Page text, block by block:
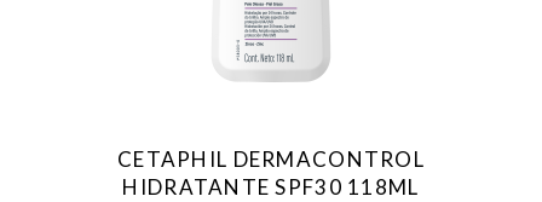
CETAPHIL DERMACONTROL
HIDRATANTE SPF30 118ML